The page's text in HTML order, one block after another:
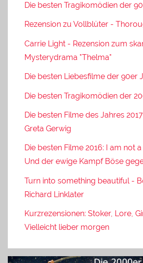
Die besten Tragikomödien der
Rezension zu Vollblüter -
Carrie Light - Rezension zum
Mysterydrama "Thelma"
Die besten Liebesfilme der 90er
Die besten Tragikomödien der
Die besten Filme des Jahres
Greta Gerwig
Die besten Filme 2016: I am not
Und der ewige Kampf Böse
Turn into something beautiful -
Richard Linklater
Kurzrezensionen: Stoker, Lore,
Vielleicht lieber morgen